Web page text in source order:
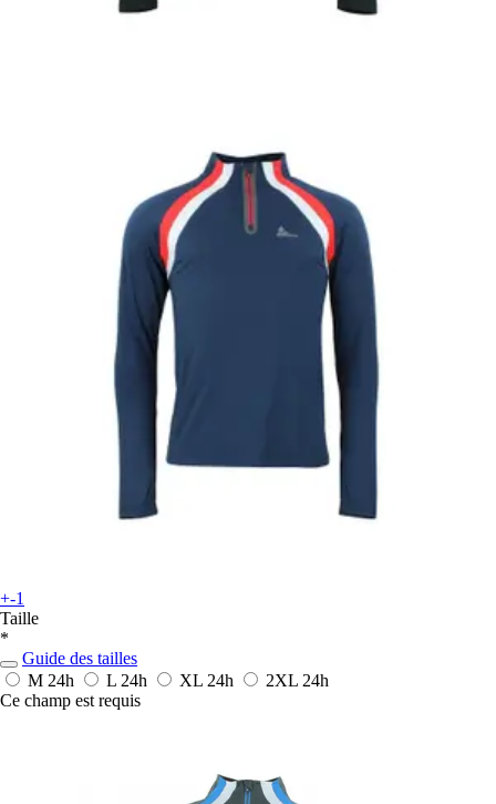
+-1
Taille
*
Guide des tailles
M 24h L 24h XL 24h 2XL 24h
Ce champ est requis